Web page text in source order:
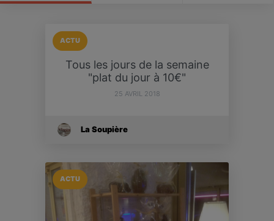
ACTU
Tous les jours de la semaine
"plat du jour à 10€"
25 AVRIL 2018
La Soupière
ACTU